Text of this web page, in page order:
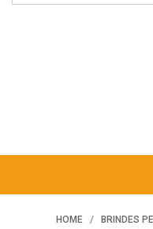
HOME BRINDES